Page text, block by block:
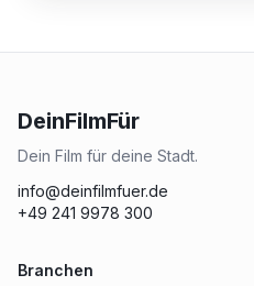
DeinFilmFür
Dein Film für deine Stadt.
info@deinfilmfuer.de
+49 241 9978 300
Branchen